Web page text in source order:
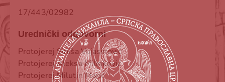
17/443/02982
Urednički odgovorni
Protojerej Siniša Vujasinović
Protojerej Aleksa Milinković
Protojerej Milutin Marić